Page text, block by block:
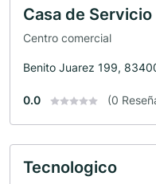
Casa de Servicio
Centro comercial
Benito Juarez 199,
0.0 (0
Tecnologico